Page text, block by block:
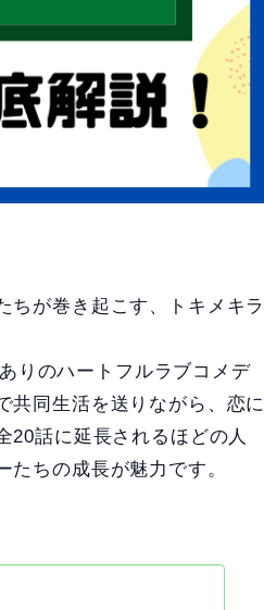
ちが巻き起こす、トキメキラ
りのハートフルラブコメデ
共同生活を送りながら、恋に
20話に延長されるほどの人
ちの成長が魅力です。